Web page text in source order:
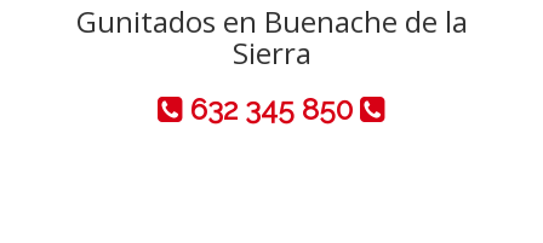
Gunitados en Buenache de la
Sierra
632 345 850